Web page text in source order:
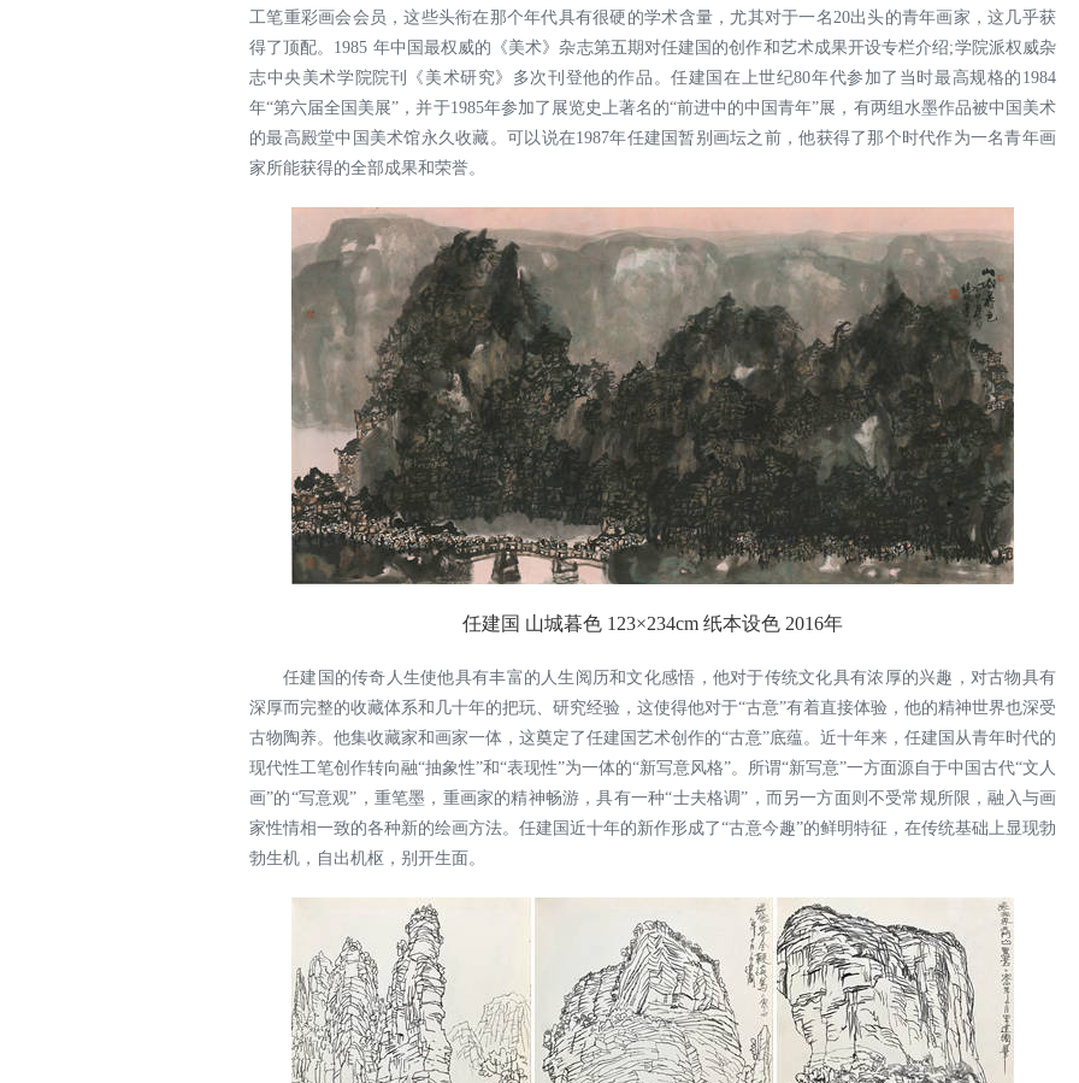
工笔重彩画会会员，这些头衔在那个年代具有很硬的学术含量，尤其对于一名20出头的青年画家，这几乎获
得了顶配。1985 年中国最权威的《美术》杂志第五期对任建国的创作和艺术成果开设专栏介绍;学院派权威杂
志中央美术学院院刊《美术研究》多次刊登他的作品。任建国在上世纪80年代参加了当时最高规格的1984
年“第六届全国美展”，并于1985年参加了展览史上著名的“前进中的中国青年”展，有两组水墨作品被中国美术
的最高殿堂中国美术馆永久收藏。可以说在1987年任建国暂别画坛之前，他获得了那个时代作为一名青年画
家所能获得的全部成果和荣誉。
任建国 山城暮色 123×234cm 纸本设色 2016年
任建国的传奇人生使他具有丰富的人生阅历和文化感悟，他对于传统文化具有浓厚的兴趣，对古物具有
深厚而完整的收藏体系和几十年的把玩、研究经验，这使得他对于“古意”有着直接体验，他的精神世界也深受
古物陶养。他集收藏家和画家一体，这奠定了任建国艺术创作的“古意”底蕴。近十年来，任建国从青年时代的
现代性工笔创作转向融“抽象性”和“表现性”为一体的“新写意风格”。所谓“新写意”一方面源自于中国古代“文人
画”的“写意观”，重笔墨，重画家的精神畅游，具有一种“士夫格调”，而另一方面则不受常规所限，融入与画
家性情相一致的各种新的绘画方法。任建国近十年的新作形成了“古意今趣”的鲜明特征，在传统基础上显现勃
勃生机，自出机枢，别开生面。